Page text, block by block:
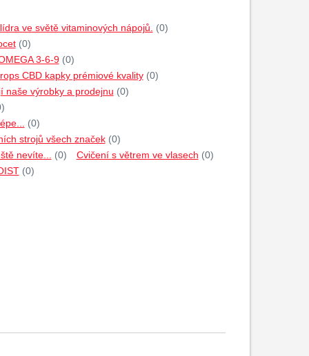
ve světě vitaminových nápojů.
(0)
(0)
3-6-9 (0)
CBD kapky prémiové kvality (0)
naše výrobky a prodejnu (0)
(0)
strojů všech značek (0)
nevíte...
(0) Cvičení s větrem ve vlasech (0)
(0)